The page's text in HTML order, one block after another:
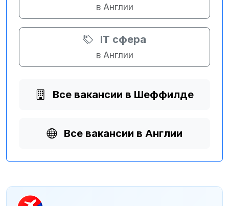
в Англии
IT сфера
в Англии
Все вакансии в Шеффилде
Все вакансии в Англии